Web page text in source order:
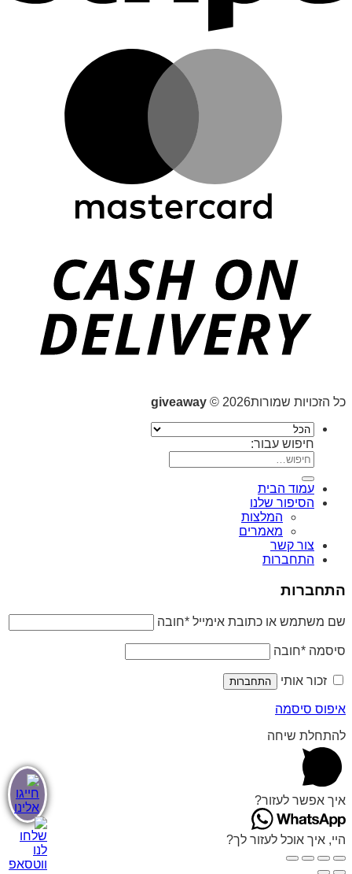
כל הזכויות שמורות2026 © giveaway
חיפוש עבור:
עמוד הבית
הסיפור שלנו
המלצות
מאמרים
צור קשר
התחברות
התחברות
שם משתמש או כתובת אימייל *חובה
סיסמה *חובה
זכור אותי התחברות
איפוס סיסמה
להתחלת שיחה
איך אפשר לעזור?
היי, איך אוכל לעזור לך?